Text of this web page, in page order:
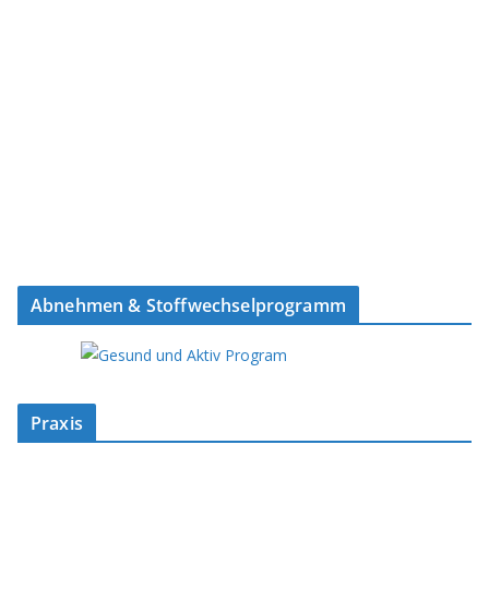
Abnehmen & Stoffwechselprogramm
Praxis